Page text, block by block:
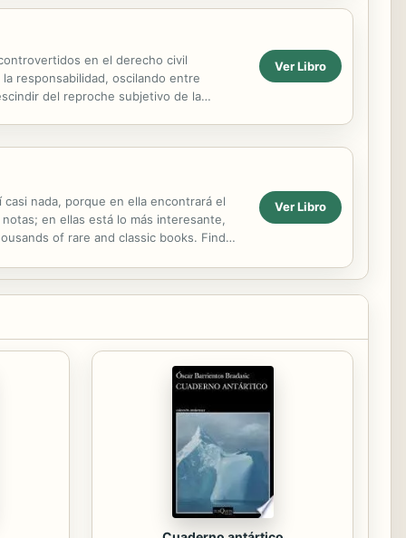
en el derecho civil
responsabilidad, oscilando entre
del reproche subjetivo de la
Ver Libro
nada, porque en ella encontrará el
en ellas está lo más interesante,
of rare and classic books. Find
Ver Libro